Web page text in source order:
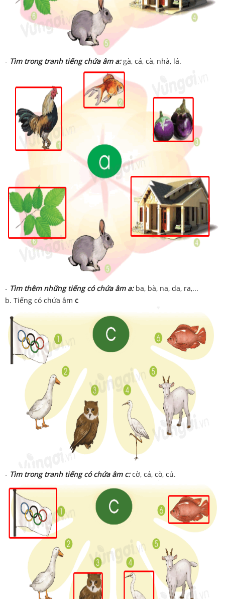
- Tìm trong tranh tiếng chứa âm a:gà, cá, cà, nhà, lá.
- Tìm thêm những tiếng có chứa âm a: ba, bà, na, da, ra,...
b. Tiếng có chứa âm c
- Tìm trong tranh tiếng có chứa âm c:cờ, cá, cò, cú.